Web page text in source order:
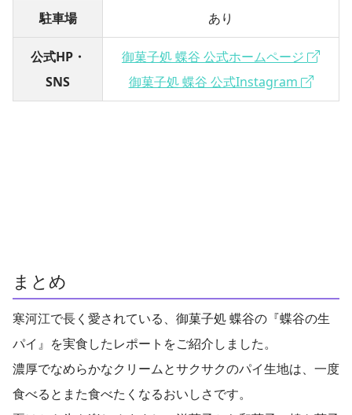
駐車場 あり
公式HP・
SNS
御菓子処 蝶谷 公式ホームページ
御菓子処 蝶谷 公式Instagram
まとめ
寒河江で長く愛されている、御菓子処 蝶谷の『蝶谷の生
パイ』を実食したレポートをご紹介しました。
濃厚でなめらかなクリームとサクサクのパイ生地は、一度
食べるとまた食べたくなるおいしさです。